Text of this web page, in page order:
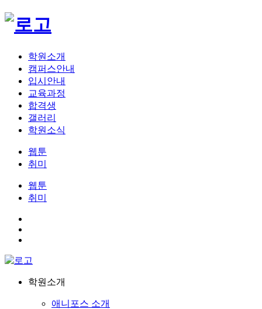
학원소개
캠퍼스안내
입시안내
교육과정
합격생
갤러리
학원소식
웹툰
취미
웹툰
취미
학원소개
애니포스 소개